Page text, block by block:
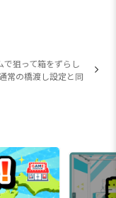
で狙って箱をずらし
常の橋渡し設定と同